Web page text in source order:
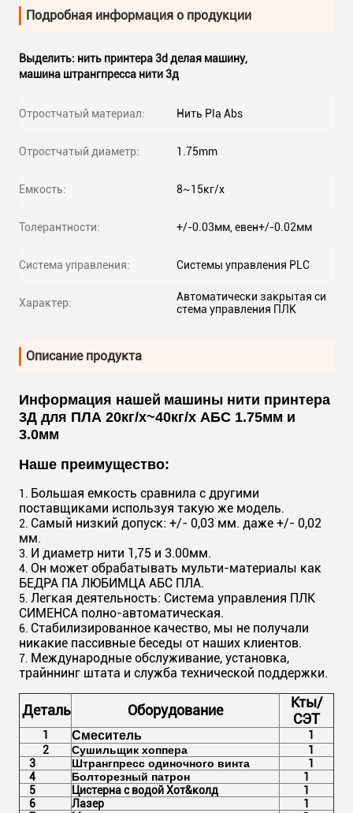
Подробная информация о продукции
Выделить: нить принтера 3d делая машину,
машина штрангпресса нити 3д
Отростчатый материал: Нить Pla Abs
Отростчатый диаметр: 1.75mm
Емкость: 8~15кг/х
Толерантности: +/-0.03мм, евен+/-0.02мм
Система управления: Системы управления PLC
Характер:
Автоматически закрытая си
стема управления ПЛК
Описание продукта
Информация нашей машины нити принтера
3Д для ПЛА 20кг/х~40кг/х АБС 1.75мм и
3.0мм
Наше преимущество:
1. Большая емкость сравнила с другими
поставщиками используя такую же модель.
2. Самый низкий допуск: +/- 0,03 мм. даже +/- 0,02
мм.
3. И диаметр нити 1,75 и 3.00мм.
4. Он может обрабатывать мульти-материалы как
БЕДРА ПА ЛЮБИМЦА АБС ПЛА.
5. Легкая деятельность: Система управления ПЛК
СИМЕНСА полно-автоматическая.
6. Стабилизированное качество, мы не получали
никакие пассивные беседы от наших клиентов.
7. Международные обслуживание, установка,
трайннинг штата и служба технической поддержки.
Деталь Оборудование
Кты/
СЭТ
1 Смеситель
1
2
Сушильщик хоппера
1
3
Штрангпресс одиночного винта
1
4
Болторезный патрон
1
5
Цистерна с водой Хот&колд
1
6
Лазер
1